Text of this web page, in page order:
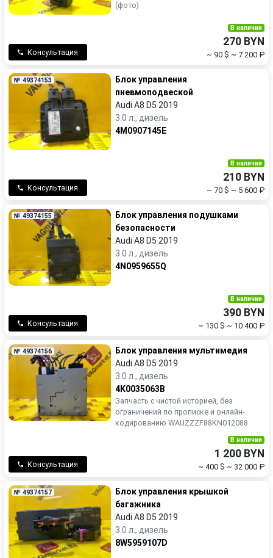
(фото)
Консультация
В наличии
270 BYN
~ 90 $ ~ 7 200 ₽
№ 49374153
Блок управления
пневмоподвеской
Audi A8 D5 2019
3.0 л., дизель
4M0907145E
Консультация
В наличии
210 BYN
~ 70 $ ~ 5 600 ₽
№ 49374155
Блок управления подушками
безопасности
Audi A8 D5 2019
3.0 л., дизель
4N0959655Q
Консультация
В наличии
390 BYN
~ 130 $ ~ 10 400 ₽
№ 49374156
Блок управления мультимедия
Audi A8 D5 2019
3.0 л., дизель
4K0035063B
Запчасть с чистой историей, без
ограничений по прописке и онлайн-
кодированию WAUZZZF88KN012088
Консультация
В наличии
1 200 BYN
~ 400 $ ~ 32 000 ₽
№ 49374157
Блок управления крышкой
багажника
Audi A8 D5 2019
3.0 л., дизель
8W5959107D